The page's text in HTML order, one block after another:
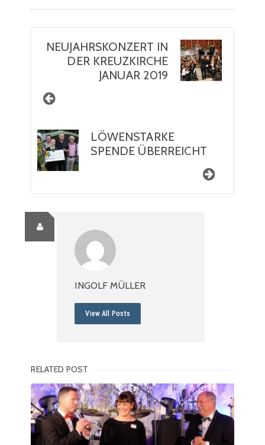
NEUJAHRSKONZERT IN
DER KREUZKIRCHE
JANUAR 2019
LÖWENSTARKE
SPENDE ÜBERREICHT
INGOLF MÜLLER
View All Posts
RELATED POST